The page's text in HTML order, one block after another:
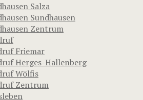
Salza
Sundhausen
Zentrum
Friemar
Herges-Hallenberg
Wölfis
Zentrum